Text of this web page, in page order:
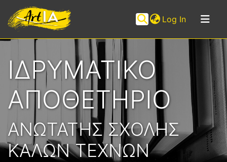
Log In (current)
&
Collections
Browse ArtIA
ΙΔΡΥΜΑΤΙΚΟ
ΑΠΟΘΕΤΗΡΙΟ
ΑΝΩΤΑΤΗΣ ΣΧΟΛΗΣ
ΚΑΛΩΝ ΤΕΧΝΩΝ